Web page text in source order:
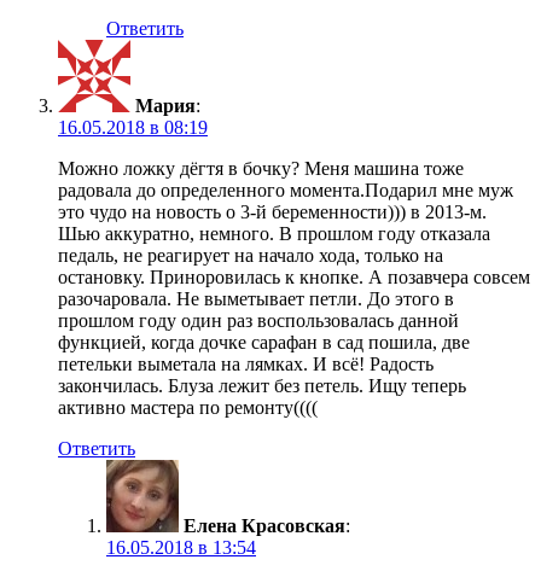
Ответить
Мария:
16.05.2018 в 08:19
Можно ложку дёгтя в бочку? Меня машина тоже
радовала до определенного момента.Подарил мне муж
это чудо на новость о 3-й беременности))) в 2013-м.
Шью аккуратно, немного. В прошлом году отказала
педаль, не реагирует на начало хода, только на
остановку. Приноровилась к кнопке. А позавчера совсем
разочаровала. Не выметывает петли. До этого в
прошлом году один раз воспользовалась данной
функцией, когда дочке сарафан в сад пошила, две
петельки выметала на лямках. И всё! Радость
закончилась. Блуза лежит без петель. Ищу теперь
активно мастера по ремонту((((
Ответить
Елена Красовская:
16.05.2018 в 13:54